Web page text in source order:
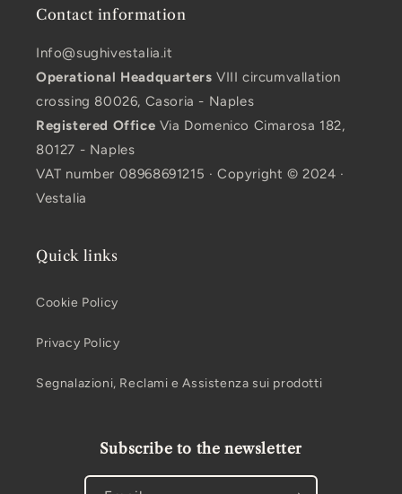
Contact information
Info@sughivestalia.it
Operational Headquarters VIII circumvallation
crossing 80026, Casoria - Naples
Registered Office Via Domenico Cimarosa 182,
80127 - Naples
VAT number 08968691215 · Copyright © 2024 ·
Vestalia
Quick links
Cookie Policy
Privacy Policy
Segnalazioni, Reclami e Assistenza sui prodotti
Subscribe to the newsletter